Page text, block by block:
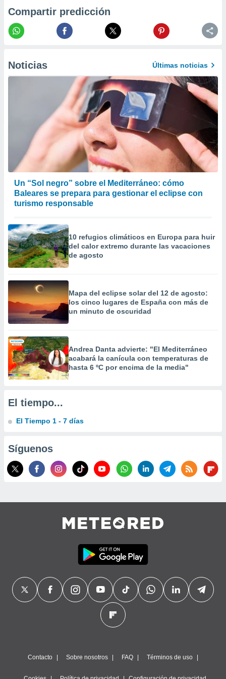
crear un
contenido
de
de
uso de
con el
e
mediante
publicidad
publicidad
de
1199
Compartir predicción
Noticias Últimas noticias
Un “Sol negro” sobre el Mediterráneo: cómo
Baleares se prepara para gestionar el eclipse con
turismo responsable
10 refugios climáticos en Europa para huir
del calor extremo durante las vacaciones
de agosto
Mapa del eclipse solar del 12 de agosto:
los cinco lugares de España con más de
un minuto de oscuridad
Andrea Danta advierte: "El Mediterráneo
acabará la canícula con temperaturas de
hasta 6 ºC por encima de la media"
El tiempo...
El Tiempo 1 - 7 días
Síguenos
Contacto Sobre nosotros FAQ Términos de uso